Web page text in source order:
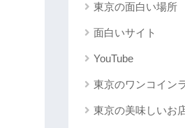
東京の面白い場所
面白いサイト
YouTube
東京のワンコイン
東京の美味しいお